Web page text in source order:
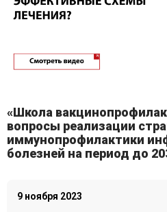
«Школа
вопросы реализации
иммунопрофилактики
болезней на период до
9 ноября 2023